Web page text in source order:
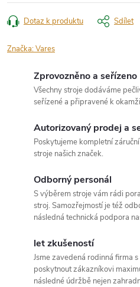
Dotaz k produktu Sdílet
Značka:Vares
Zprovozněno a seřízeno
Všechny stroje dodáváme
seřízené a připravené k
Autorizovaný prodej a
Poskytujeme kompletní
stroje našich značek.
Odborný personál
S výběrem stroje vám rádi
stroj. Samozřejmostí je též
následná technická podpora
let zkušeností
Jsme zavedená rodinná firma
poskytnout zákazníkovi
následné údržbě nejen